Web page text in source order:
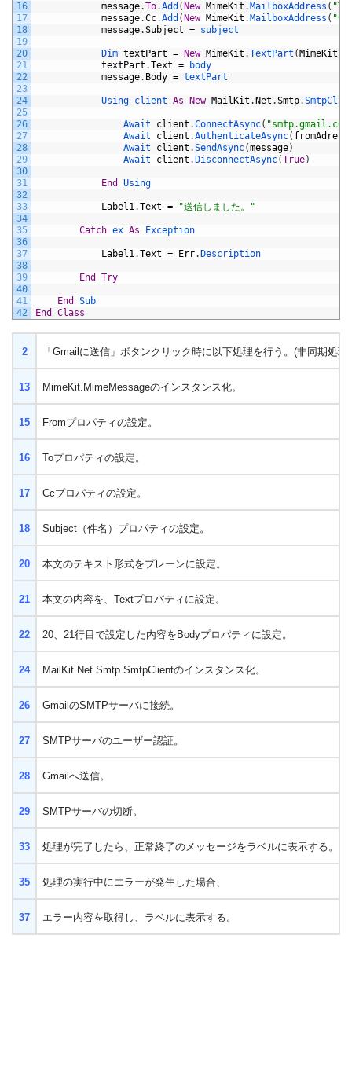
16
17
18
19
20
21
22
23
24
25
26
27
28
29
30
31
32
33
34
35
36
37
38
39
40
41
42
message.To.Add ( New MimeKit . MailboxAddress ( "To
message.Cc.Add ( New MimeKit . MailboxAddress ( "Cc
message.Subject = subject
Dim textPart = New MimeKit .TextPart ( MimeKit
textPart .Text =
body
message. Body = textPart
Using client As New MailKit . Net .Smtp.
Await client .ConnectAsync(
Await client .AuthenticateAsync( fromAdress
Await client .SendAsync(message)
Await client . DisconnectAsync(True)
End Using
Label1.Text = "送信しました。"
Catch ex As Exception
Label1.Text = Err. Description
End Try
End
Sub
End
Class
2 「Gmailに送信」ボタンクリック時に以下処理を行う。(非同期処
13 MimeKit.MimeMessageのインスタンス化。
15 Fromプロパティの設定。
16 Toプロパティの設定。
17 Ccプロパティの設定。
18 Subject（件名）プロパティの設定。
20 本文のテキスト形式をプレーンに設定。
21 本文の内容を、Textプロパティに設定。
22 20、21行目で設定した内容をBodyプロパティに設定。
24 MailKit. Net.Smtp.SmtpClientのインスタンス化。
26 GmailのSMTPサーバに接続。
27 SMTPサーバのユーザー認証。
28 Gmailへ送信。
29 SMTPサーバの切断。
33 処理が完了したら、正常終了のメッセージをラベルに表示する。
35 処理の実行中にエラーが発生した場合、
37 エラー内容を取得し、ラベルに表示する。